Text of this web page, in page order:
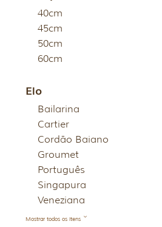
40cm
45cm
50cm
60cm
Elo
Bailarina
Cartier
Cordão Baiano
Groumet
Português
Singapura
Veneziana
Mostrar todos os itens